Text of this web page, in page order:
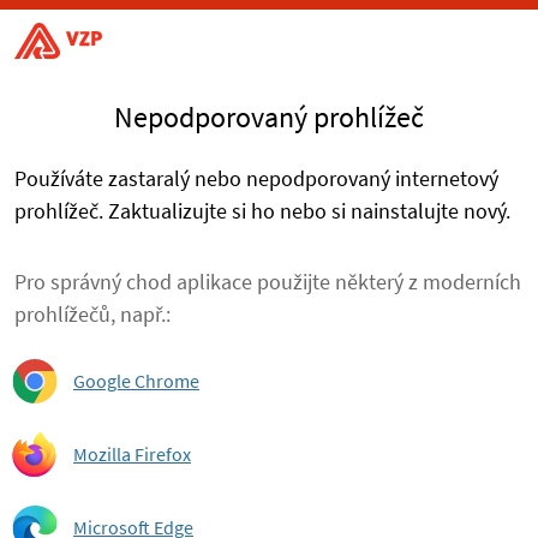
Nepodporovaný prohlížeč
Používáte zastaralý nebo nepodporovaný internetový
prohlížeč. Zaktualizujte si ho nebo si nainstalujte nový.
Pro správný chod aplikace použijte některý z moderních
prohlížečů, např.:
Google Chrome
Mozilla Firefox
Microsoft Edge